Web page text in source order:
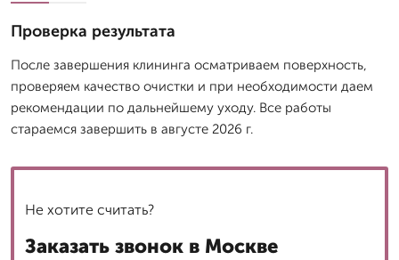
Проверка результата
После завершения клининга осматриваем поверхность,
проверяем качество очистки и при необходимости даем
рекомендации по дальнейшему уходу. Все работы
стараемся завершить в августе 2026 г.
Не хотите считать?
Заказать звонок в Москве